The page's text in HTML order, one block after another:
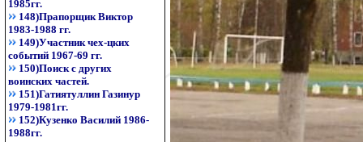
1985гг.
148)Прапорщик Виктор
1983-1988 гг.
149)Участник чех-цких
событий 1967-69 гг.
150)Поиск с других
воинских частей.
151)Гатиятуллин Газинур
1979-1981гг.
152)Кузенко Василий 1986-
1988гг.